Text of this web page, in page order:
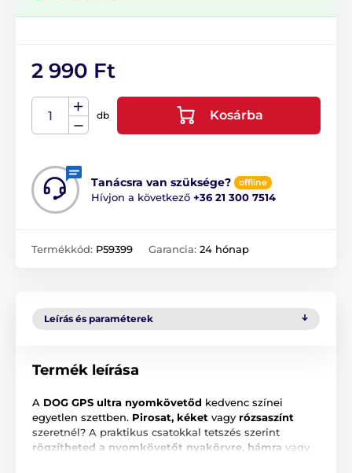
2 990 Ft
db Kosárba
Tanácsra van szüksége? offline
Hívjon a következő +36 21 300 7514
Termékkód: P59399 Garancia: 24 hónap
Leírás és paraméterek
Termék leírása
A DOG GPS ultra nyomkövetőd kedvenc színei
egyetlen szettben. Pirosat, kéket vagy rózsaszínt
szeretnél? A praktikus csatokkal tetszés szerint
rögzítheted a nyomkövetőt nyakörvre, hámra vagy